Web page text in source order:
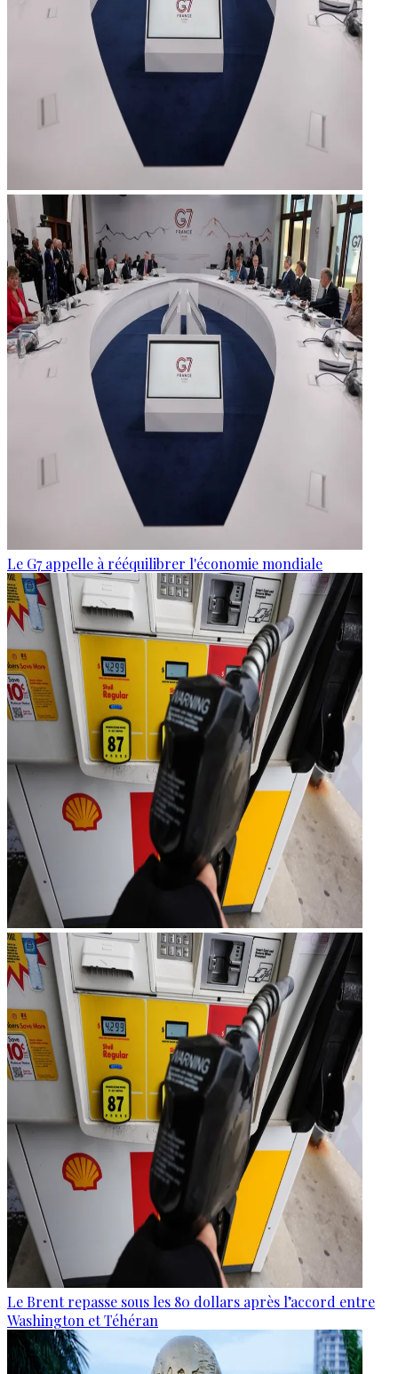
Le G7 appelle à rééquilibrer l'économie mondiale
Le Brent repasse sous les 80 dollars après l’accord entre
Washington et Téhéran